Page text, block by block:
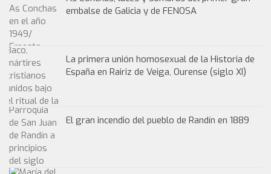
embalse de Galicia y de FENOSA
La primera unión homosexual de la Historia de
España en Rairiz de Veiga, Ourense (siglo XI)
El gran incendio del pueblo de Randín en 1889